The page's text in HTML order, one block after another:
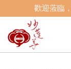
歡迎蒞臨